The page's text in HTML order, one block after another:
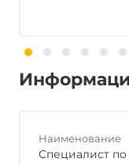
Наименование
Специалист по